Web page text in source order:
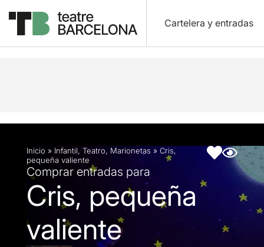
Cartelera y entradas
Descripción Ficha artística Fotos y vídeos
Inicio » Infantil, Teatro, Marionetas » Cris,
pequeña valiente
Comprar entradas para
Cris, pequeña
valiente